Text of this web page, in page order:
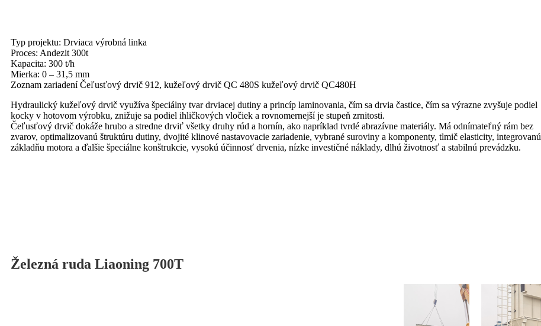
Typ projektu: Drviaca výrobná linka
Proces: Andezit 300t
Kapacita: 300 t/h
Mierka: 0 – 31,5 mm
Zoznam zariadení Čeľusťový drvič 912, kužeľový drvič QC 480S kužeľový drvič QC480H
Hydraulický kužeľový drvič využíva špeciálny tvar drviacej dutiny a princíp laminovania, čím sa drvia častice, čím sa výrazne zvyšuje podiel
kocky v hotovom výrobku, znižuje sa podiel ihličkových vločiek a rovnomernejší je stupeň zrnitosti.
Čeľusťový drvič dokáže hrubo a stredne drviť všetky druhy rúd a hornín, ako napríklad tvrdé abrazívne materiály. Má odnímateľný rám bez
zvarov, optimalizovanú štruktúru dutiny, dvojité klinové nastavovacie zariadenie, vybrané suroviny a komponenty, tlmič elasticity, integrovanú
základňu motora a ďalšie špeciálne konštrukcie, vysokú účinnosť drvenia, nízke investičné náklady, dlhú životnosť a stabilnú prevádzku.
Železná ruda Liaoning 700T